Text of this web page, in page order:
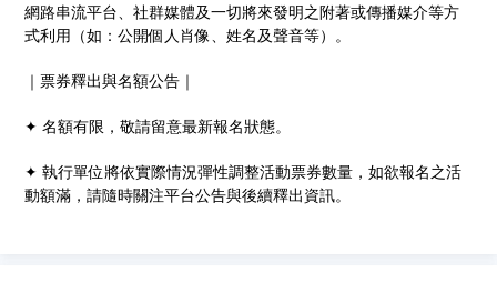
網路串流平台、社群媒體及一切將來發明之附著或傳播媒介等方
式利用（如：公開個人肖像、姓名及聲音等）。
｜票券釋出與名額公告｜
✦ 名額有限，敬請留意最新報名狀態。
✦ 執行單位將依實際情況彈性調整活動票券數量，如欲報名之活
動額滿，請隨時關注平台公告與後續釋出資訊。